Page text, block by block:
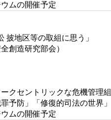
ムの開催予定
地区等の取組に思う」
創造研究部会）
クセントリックな危機管理組
予防」「修復的司法の世界」
ムの開催予定